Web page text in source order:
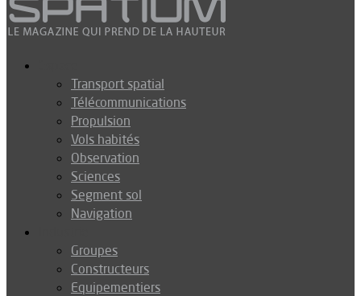
Transport spatial
Télécommunications
Propulsion
Vols habités
Observation
Sciences
Segment sol
Navigation
Groupes
Constructeurs
Equipementiers